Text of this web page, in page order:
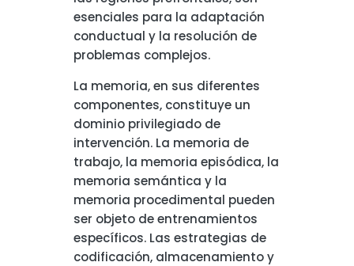
esenciales para la adaptación
conductual y la resolución de
problemas complejos.
La memoria, en sus diferentes
componentes, constituye un
dominio privilegiado de
intervención. La memoria de
trabajo, la memoria episódica, la
memoria semántica y la
memoria procedimental pueden
ser objeto de entrenamientos
específicos. Las estrategias de
codificación, almacenamiento y